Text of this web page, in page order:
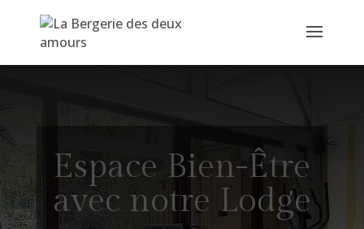
Espace Bien-Être
avec notre Lodge